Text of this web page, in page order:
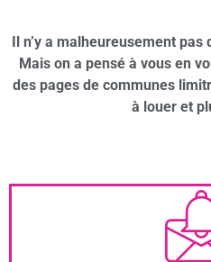
Il n’y a malheureusement
Mais on a pensé à vous en
des pages de communes
à louer et